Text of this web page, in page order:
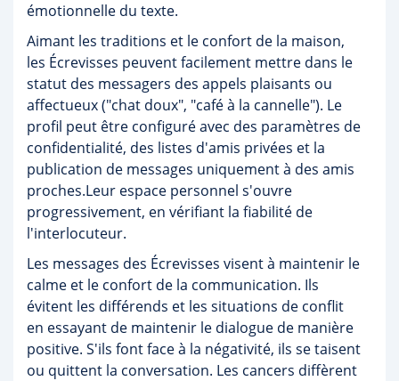
émotionnelle du texte.
Aimant les traditions et le confort de la maison,
les Écrevisses peuvent facilement mettre dans le
statut des messagers des appels plaisants ou
affectueux ("chat doux", "café à la cannelle"). Le
profil peut être configuré avec des paramètres de
confidentialité, des listes d'amis privées et la
publication de messages uniquement à des amis
proches.Leur espace personnel s'ouvre
progressivement, en vérifiant la fiabilité de
l'interlocuteur.
Les messages des Écrevisses visent à maintenir le
calme et le confort de la communication. Ils
évitent les différends et les situations de conflit
en essayant de maintenir le dialogue de manière
positive. S'ils font face à la négativité, ils se taisent
ou quittent la conversation. Les cancers diffèrent